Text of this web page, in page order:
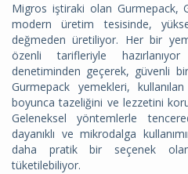
Migros iştiraki olan Gurmepack,
modern üretim tesisinde,
değmeden üretiliyor. Her bir
özenli tarifleriyle
denetiminden geçerek, güvenli
Gurmepack yemekleri,
boyunca tazeliğini ve lezzetini
Geleneksel yöntemlerle
dayanıklı ve mikrodalga
daha pratik bir seçenek olan
tüketilebiliyor.